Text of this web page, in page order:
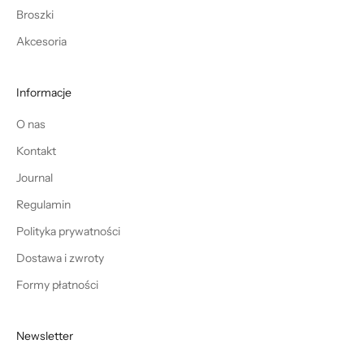
Broszki
Akcesoria
Informacje
O nas
Kontakt
Journal
Regulamin
Polityka prywatności
Dostawa i zwroty
Formy płatności
Newsletter